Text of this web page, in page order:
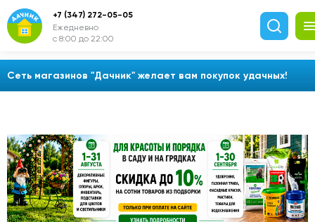
Сеть магазинов "Дачник" желает вам покупок удачных!
+7 (347) 272-05-05
Ежедневно
с 8:00 до 22:00